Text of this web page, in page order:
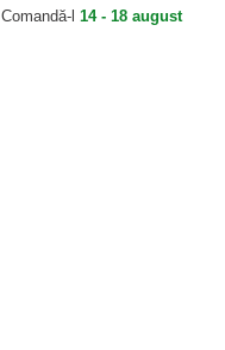
Comandă-l 14 - 18 august